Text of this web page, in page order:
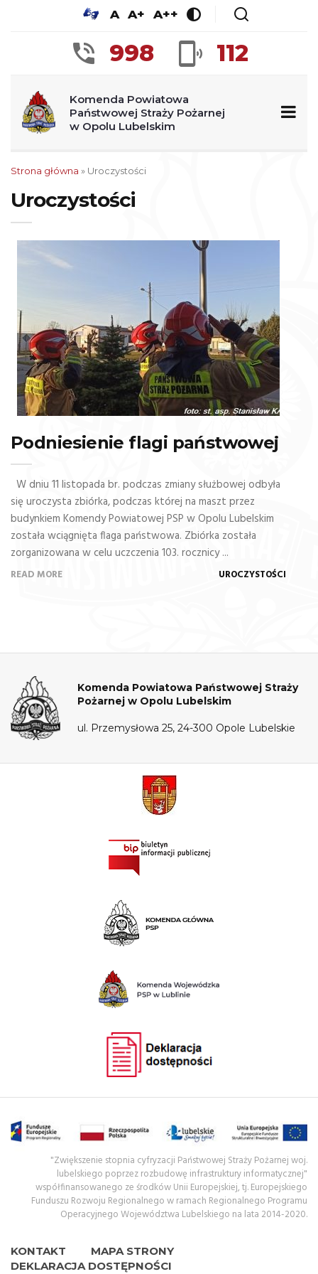
A A+ A++
998 112
Komenda Powiatowa
Państwowej Straży Pożarnej
w Opolu Lubelskim
Strona główna » Uroczystości
Uroczystości
Podniesienie flagi państwowej
W dniu 11 listopada br. podczas zmiany służbowej odbyła
się uroczysta zbiórka, podczas której na maszt przez
budynkiem Komendy Powiatowej PSP w Opolu Lubelskim
została wciągnięta flaga państwowa. Zbiórka została
zorganizowana w celu uczczenia 103. rocznicy ...
READ MORE UROCZYSTOŚCI
Komenda Powiatowa Państwowej Straży
Pożarnej w Opolu Lubelskim
ul. Przemysłowa 25, 24-300 Opole Lubelskie
KONTAKT
MAPA STRONY
DEKLARACJA DOSTĘPNOŚCI
"Zwiększenie stopnia cyfryzacji Państwowej Straży Pożarnej woj.
lubelskiego poprzez rozbudowę infrastruktury informatycznej"
współfinansowanego ze środków Unii Europejskiej, tj. Europejskiego
Funduszu Rozwoju Regionalnego w ramach Regionalnego Programu
Operacyjnego Województwa Lubelskiego na lata 2014-2020.